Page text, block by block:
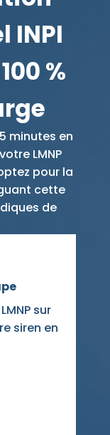
INPI
%
minutes en
LMNP
pour la
cette
de
sur
siren en